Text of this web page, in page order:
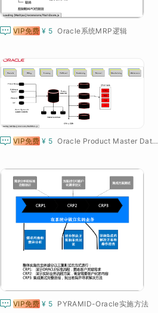
 VIP免费 ¥ 5 Oracle系统MRP逻辑
 VIP免费 ¥ 5 Oracle Product Master Data Management Integration
 VIP免费 ¥ 5 PYRAMID-Oracle实施方法